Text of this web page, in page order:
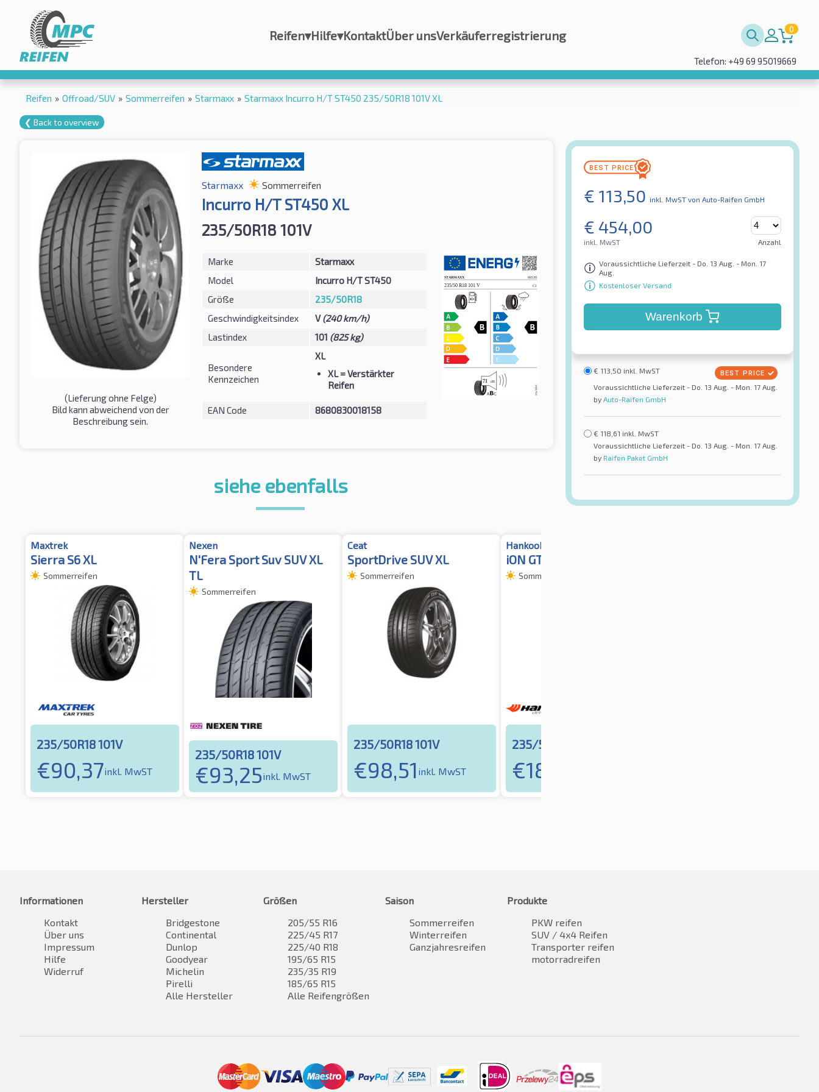
Reifen▾Hilfe▾KontaktÜber unsVerkäuferregistrierung 0
Telefon: +49 69 95019669
Reifen » Offroad/SUV » Sommerreifen » Starmaxx » Starmaxx Incurro H/T ST450 235/50R18 101V XL
❮ Back to overview
(Lieferung ohne Felge)
Bild kann abweichend von der
Beschreibung sein.
Starmaxx Sommerreifen
Incurro H/T ST450 XL
235/50R18 101V
Marke
Starmaxx
Model
Incurro H/T ST450
Größe
235/50R18
Geschwindigkeitsindex
V(240 km/h)
Lastindex
101 (825 kg)
Besondere
Kennzeichen
XL
XL= Verstärkter
Reifen
EAN Code 8680830018158
€ 113,50 inkl. MwST von Auto-Raifen GmbH
€ 454,00
inkl. MwST Anzahl
Voraussichtliche Lieferzeit - Do. 13 Aug. - Mon. 17
Aug.
Kostenloser Versand
Warenkorb
€ 113,50 inkl. MwST
Voraussichtliche Lieferzeit - Do. 13 Aug. - Mon. 17 Aug.
by Auto-Raifen GmbH
€ 118,61 inkl. MwST
Voraussichtliche Lieferzeit - Do. 13 Aug. - Mon. 17 Aug.
by Raifen Paket GmbH
siehe ebenfalls
Maxtrek
Sierra S6 XL
Sommerreifen
235/50R18 101V
€90,37inkl. MwST
Nexen
N'Fera Sport Suv SUV XL
TL
Sommerreifen
235/50R18 101V
€93,25inkl. MwST
Ceat
SportDrive SUV XL
Sommerreifen
235/50R18 101V
€98,51 inkl. MwST
Hankook
iON GT SUV (IK41A) XL TL
Sommerreifen
235/50R18 101V
€189,67
Informationen
Kontakt
Über uns
Impressum
Hilfe
Widerruf
Hersteller
Bridgestone
Continental
Dunlop
Goodyear
Michelin
Pirelli
Alle Hersteller
Größen
205/55 R16
225/45 R17
225/40 R18
195/65 R15
235/35 R19
185/65 R15
Alle Reifengrößen
Saison
Sommerreifen
Winterreifen
Ganzjahresreifen
Produkte
PKW reifen
SUV / 4x4 Reifen
Transporter reifen
motorradreifen